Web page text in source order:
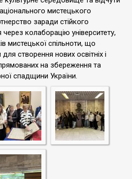
мистецького
заради стійкого
колаборацію університету,
мистецької спільноти, що
створення нових освітніх і
на збереження та
спадщини України.